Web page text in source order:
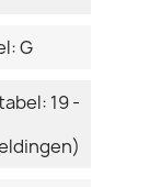
G
19 -